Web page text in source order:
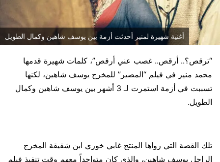
أغنية شهيرة لمنير أحدثت أزمة بين يوسف شاهين وكمال الطويل
“ترقص؟.. أرقص.. غصب عني أرقص”، كلمات شهيرة قدمها
محمد منير في فيلم “المصير” للمخرج يوسف شاهين، لكنها
تسببت في أزمة استمرت لـ 3 أشهر بين يوسف شاهين وكمال
الطويل.
تلك القصة التي رواها المنتج غابي خوري ابن شقيقة المخرج
الراحل يوسف شاهين، والذي كان متواجداً معهم وقت تنفيذ فيلم